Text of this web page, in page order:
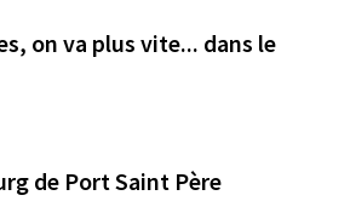
on va plus vite... dans le
de Port Saint Père